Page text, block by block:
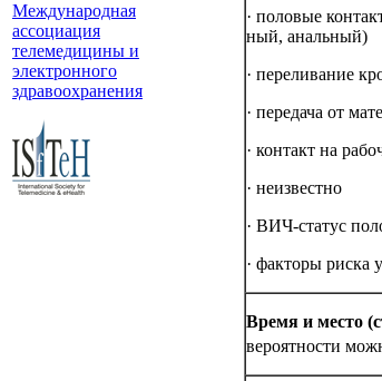
Международная
ассоциация
телемедицины и
электронного
здравоохранения
· по­ло­вые
ный, аналь­ный)
· пе­ре­ли­ва­ние
· пе­ре­да­ча от
· кон­такт на
· неиз­вес­тно
· ВИЧ-ста­тус
· фак­то­ры рис­ка
Вре­мя и ме­сто
вероятности